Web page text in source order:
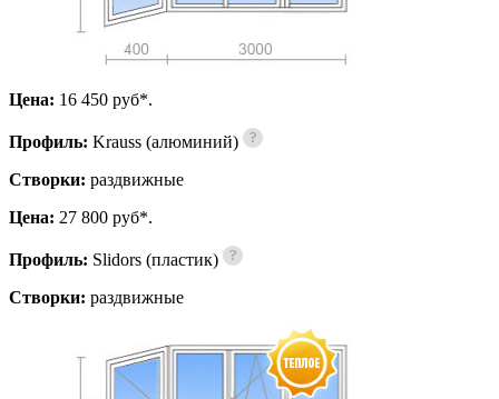
Цена: 16 450 pуб*.
Профиль: Krauss (алюминий)
Створки: раздвижные
Цена: 27 800 pуб*.
Профиль: Slidors (пластик)
Створки: раздвижные